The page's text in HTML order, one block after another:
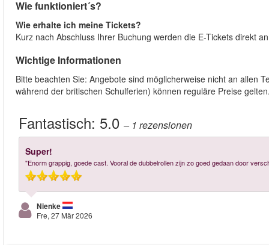
Wie funktioniert´s?
Wie erhalte ich meine Tickets?
Kurz nach Abschluss Ihrer Buchung werden die E-Tickets direkt
Wichtige Informationen
Bitte beachten Sie: Angebote sind möglicherweise nicht an allen
während der britischen Schulferien) können reguläre Preise
Fantastisch: 5.0 – 1 rezensionen
Super!
"Enorm grappig, goede cast. Vooral de dubbelrollen zijn zo goed gedaan door
Nienke
Fre, 27 Mär 2026